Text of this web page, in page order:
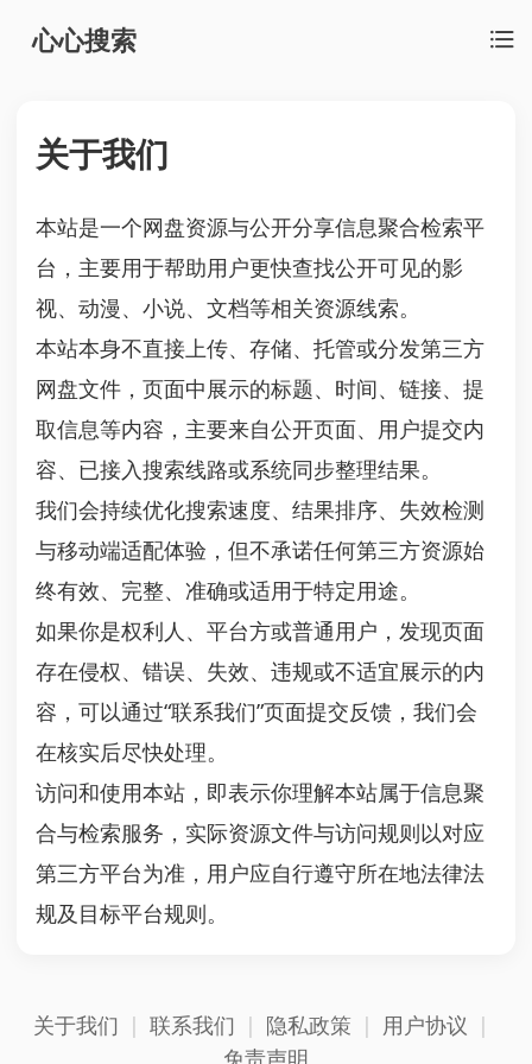
心心搜索
关于我们
本站是一个网盘资源与公开分享信息聚合检索平
台，主要用于帮助用户更快查找公开可见的影
视、动漫、小说、文档等相关资源线索。
本站本身不直接上传、存储、托管或分发第三方
网盘文件，页面中展示的标题、时间、链接、提
取信息等内容，主要来自公开页面、用户提交内
容、已接入搜索线路或系统同步整理结果。
我们会持续优化搜索速度、结果排序、失效检测
与移动端适配体验，但不承诺任何第三方资源始
终有效、完整、准确或适用于特定用途。
如果你是权利人、平台方或普通用户，发现页面
存在侵权、错误、失效、违规或不适宜展示的内
容，可以通过“联系我们”页面提交反馈，我们会
在核实后尽快处理。
访问和使用本站，即表示你理解本站属于信息聚
合与检索服务，实际资源文件与访问规则以对应
第三方平台为准，用户应自行遵守所在地法律法
规及目标平台规则。
关于我们 | 联系我们 | 隐私政策 | 用户协议 |
免责声明